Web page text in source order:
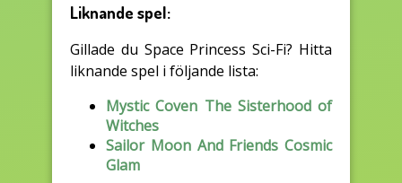
Liknande spel:
Gillade du Space Princess Sci-Fi? Hitta
liknande spel i följande lista:
Mystic Coven The Sisterhood of
Witches
Sailor Moon And Friends Cosmic
Glam